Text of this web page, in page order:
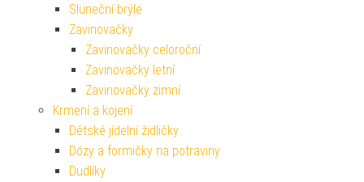
Sluneční brýle
Zavinovačky
Zavinovačky celoroční
Zavinovačky letní
Zavinovačky zimní
Krmení a kojení
Dětské jídelní židličky
Dózy a formičky na potraviny
Dudlíky